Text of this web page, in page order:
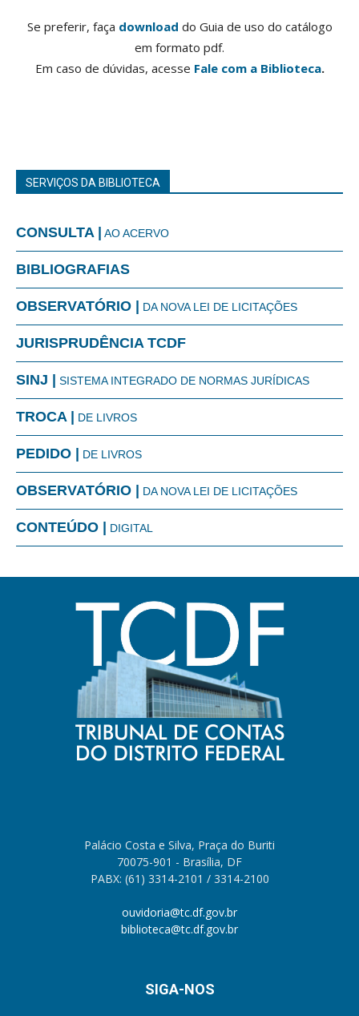
Se preferir, faça download do Guia de uso do catálogo
em formato pdf.
Em caso de dúvidas, acesse Fale com a Biblioteca.
SERVIÇOS DA BIBLIOTECA
CONSULTA | AO ACERVO
BIBLIOGRAFIAS
OBSERVATÓRIO | DA NOVA LEI DE LICITAÇÕES
JURISPRUDÊNCIA TCDF
SINJ | SISTEMA INTEGRADO DE NORMAS JURÍDICAS
TROCA | DE LIVROS
PEDIDO | DE LIVROS
OBSERVATÓRIO | DA NOVA LEI DE LICITAÇÕES
CONTEÚDO | DIGITAL
Palácio Costa e Silva, Praça do Buriti
70075-901 - Brasília, DF
PABX: (61) 3314-2101 / 3314-2100
ouvidoria@tc.df.gov.br
biblioteca@tc.df.gov.br
SIGA-NOS